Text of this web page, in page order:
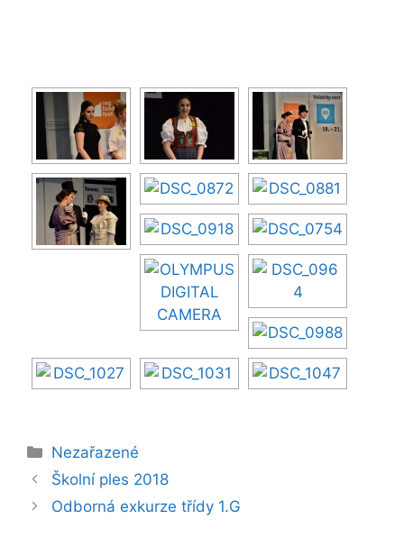
Rubriky
Nezařazené
Školní ples 2018
Odborná exkurze třídy 1.G